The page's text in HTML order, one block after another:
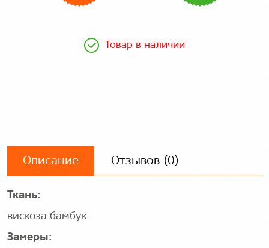
Товар в наличии
Описание Отзывов (0)
Ткань:
вискоза бамбук
Замеры: